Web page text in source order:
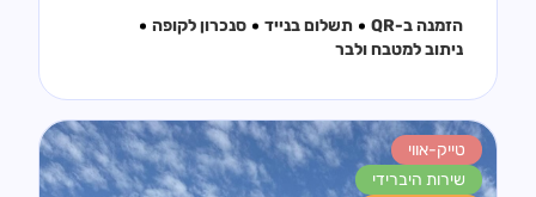
הזמנה ב-QR תשלום בנייד
סנכרון לקופה
ניתוב למטבח ולבר
טייק-אווי
שירות היברידי